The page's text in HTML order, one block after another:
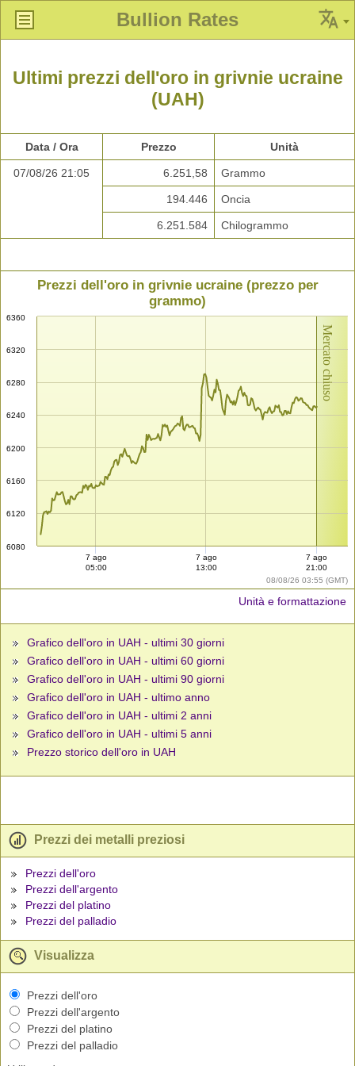
Bullion Rates
Ultimi prezzi dell'oro in grivnie ucraine
(UAH)
Data / Ora Prezzo Unità
07/08/26 21:05 6.251,58 Grammo
194.446 Oncia
6.251.584 Chilogrammo
Mercato chiuso
08/08/26 03:55 (GMT)
Prezzi dell'oro in grivnie ucraine (prezzo per
grammo)
6080
6120
6160
6200
6240
6280
6320
6360
7 ago
05:00
7 ago
13:00
7 ago
21:00
Unità e formattazione
Grafico dell'oro in UAH - ultimi 30 giorni
Grafico dell'oro in UAH - ultimi 60 giorni
Grafico dell'oro in UAH - ultimi 90 giorni
Grafico dell'oro in UAH - ultimo anno
Grafico dell'oro in UAH - ultimi 2 anni
Grafico dell'oro in UAH - ultimi 5 anni
Prezzo storico dell'oro in UAH
Prezzi dei metalli preziosi
Prezzi dell'oro
Prezzi dell'argento
Prezzi del platino
Prezzi del palladio
Visualizza
Prezzi dell'oro
Prezzi dell'argento
Prezzi del platino
Prezzi del palladio